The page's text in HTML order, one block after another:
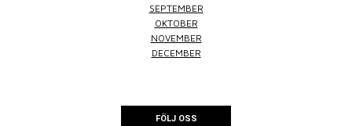
SEPTEMBER
OKTOBER
NOVEMBER
DECEMBER
FÖLJ OSS